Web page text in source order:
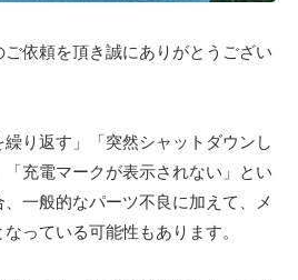
依頼を頂き誠にありがとうござい
り返す」「突然シャットダウンし
充電マークが表示されない」とい
一般的なパーツ不良に加えて、メ
っている可能性もあります。